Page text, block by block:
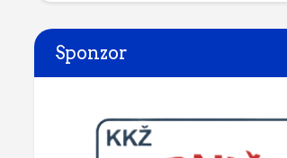
Sponzor